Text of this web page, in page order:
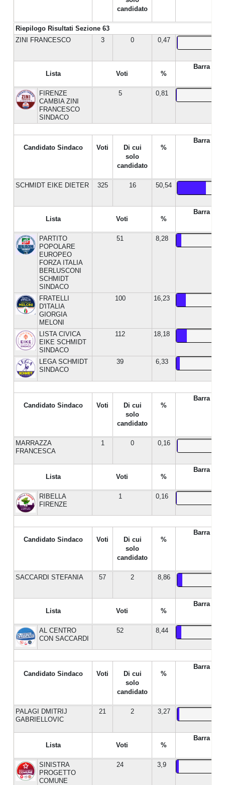
Riepilogo Risultati Sezione 63
candidato
ZINI FRANCESCO 3 0 0,47
Lista Voti %
Barra %
FIRENZE
CAMBIA ZINI
FRANCESCO
SINDACO
5 0,81
Candidato Sindaco Voti
Di cui
solo
candidato
%
Barra %
SCHMIDT EIKE DIETER 325 16 50,54
Lista Voti %
Barra %
PARTITO
POPOLARE
EUROPEO
FORZA ITALIA
BERLUSCONI
SCHMIDT
SINDACO
51 8,28
FRATELLI
D'ITALIA
GIORGIA
MELONI
100 16,23
LISTA CIVICA
EIKE SCHMIDT
SINDACO
112 18,18
LEGA SCHMIDT
SINDACO
39 6,33
Candidato Sindaco Voti
Di cui
solo
candidato
%
Barra %
MARRAZZA
FRANCESCA
1 0 0,16
Lista Voti %
Barra %
RIBELLA
FIRENZE
1 0,16
Candidato Sindaco Voti
Di cui
solo
candidato
%
Barra %
SACCARDI STEFANIA 57 2 8,86
Lista Voti %
Barra %
AL CENTRO
CON SACCARDI
52 8,44
Candidato Sindaco Voti
Di cui
solo
candidato
%
Barra %
PALAGI DMITRIJ
GABRIELLOVIC
21 2 3,27
Lista Voti %
Barra %
SINISTRA
PROGETTO
COMUNE
24 3,9